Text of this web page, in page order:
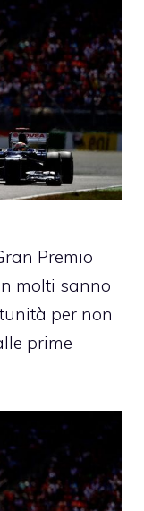
Premio
molti sanno
per non
prime